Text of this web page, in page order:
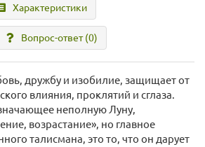
Характеристики
Вопрос-ответ(0)
дружбу и изобилие, защищает от
влияния, проклятий и сглаза.
неполную Луну,
возрастание», но главное
талисмана, это то, что он дарует